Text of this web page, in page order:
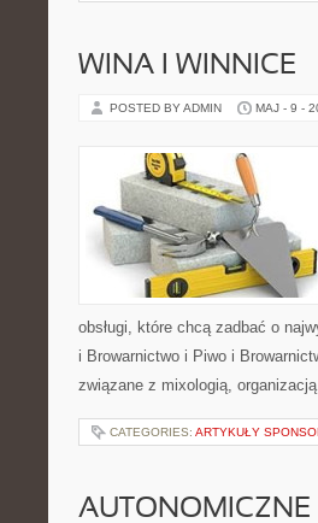
WINA I WINNICE
POSTED BY ADMIN MAJ - 9 -
obsługi, które chcą zadbać o
i Browarnictwo i Piwo i
związane z mixologią,
CATEGORIES: ARTYKUŁY
AUTONOMICZNE